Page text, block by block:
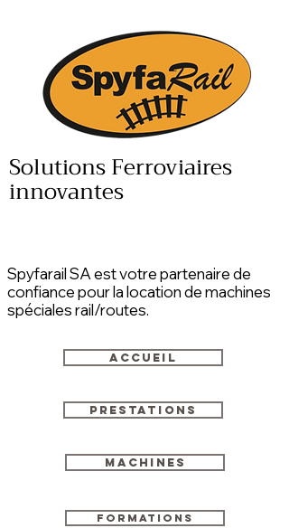
Solutions Ferroviaires
innovantes
Spyfarail SA est votre partenaire de
confiance pour la location de machines
spéciales rail/routes.
Accueil
Prestations
Machines
Formations